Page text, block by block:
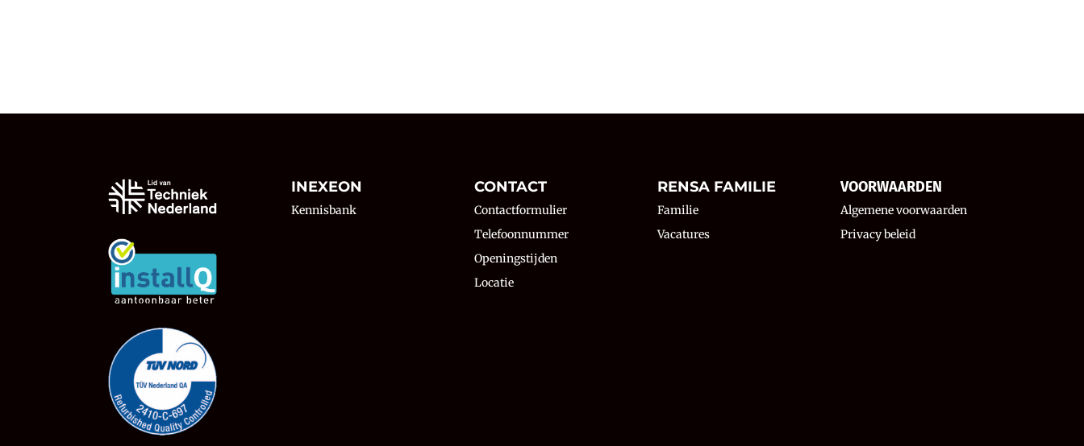
INEXEON
Kennisbank
CONTACT
Contactformulier
Telefoonnummer
Openingstijden
Locatie
RENSA FAMILIE
Familie
Vacatures
VOORWAARDEN
Algemene voorwaarden
Privacy beleid